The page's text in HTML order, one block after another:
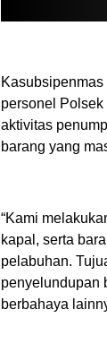
personel
aktivitas
barang yang
“Kami
kapal, serta
pelabuhan.
penyelundupan
berbahaya